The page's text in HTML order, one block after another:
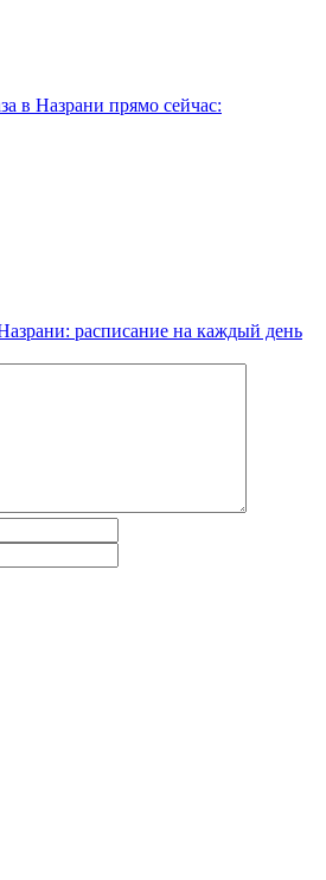
в Назрани прямо сейчас:
расписание на каждый день